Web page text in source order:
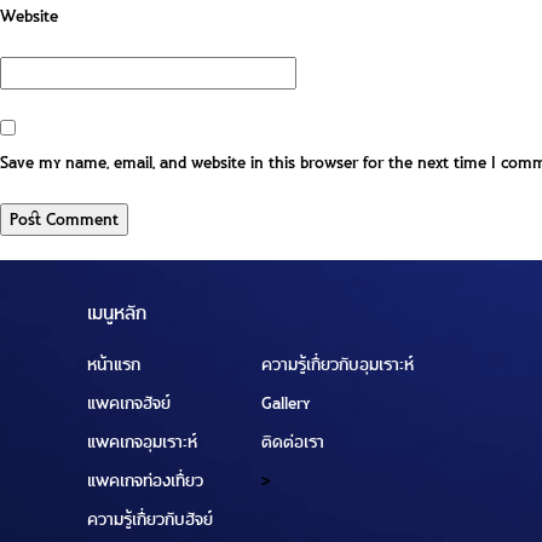
Website
Save my name, email, and website in this browser for the next time I
เมนูหลัก
หน้าแรก
แพคเกจฮัจย์
แพคเกจอุมเราะห์
แพคเกจท่องเที่ยว
ความรู้เกี่ยวกับฮัจย์
ความรู้เกี่ยวกับอุมเราะห์
Gallery
ติดต่อเรา
>